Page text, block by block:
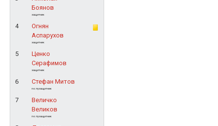
Боянов
защитник
4
Огнян
Аспарухов
защитник
5
Ценко
Серафимов
защитник
6 Стефан Митов
полузащитник
7
Величко
Великов
полузащитник